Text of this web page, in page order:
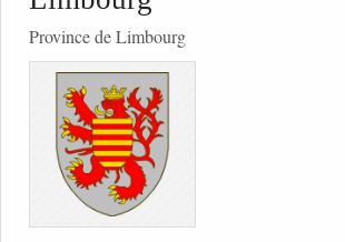
Province de Limbourg